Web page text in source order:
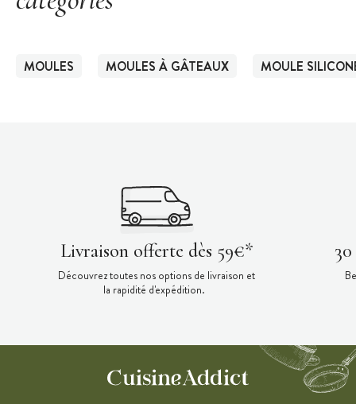
MOULES MOULES À GÂTEAUX MOULE
Livraison offerte dès 59€*
Découvrez toutes nos options de livraison et
la rapidité d'expédition.